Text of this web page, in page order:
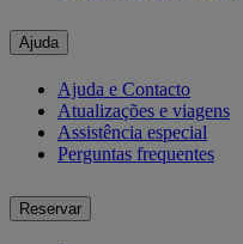
Ajuda
Ajuda e Contacto
Atualizações e viagens
Assistência especial
Perguntas frequentes
Reservar